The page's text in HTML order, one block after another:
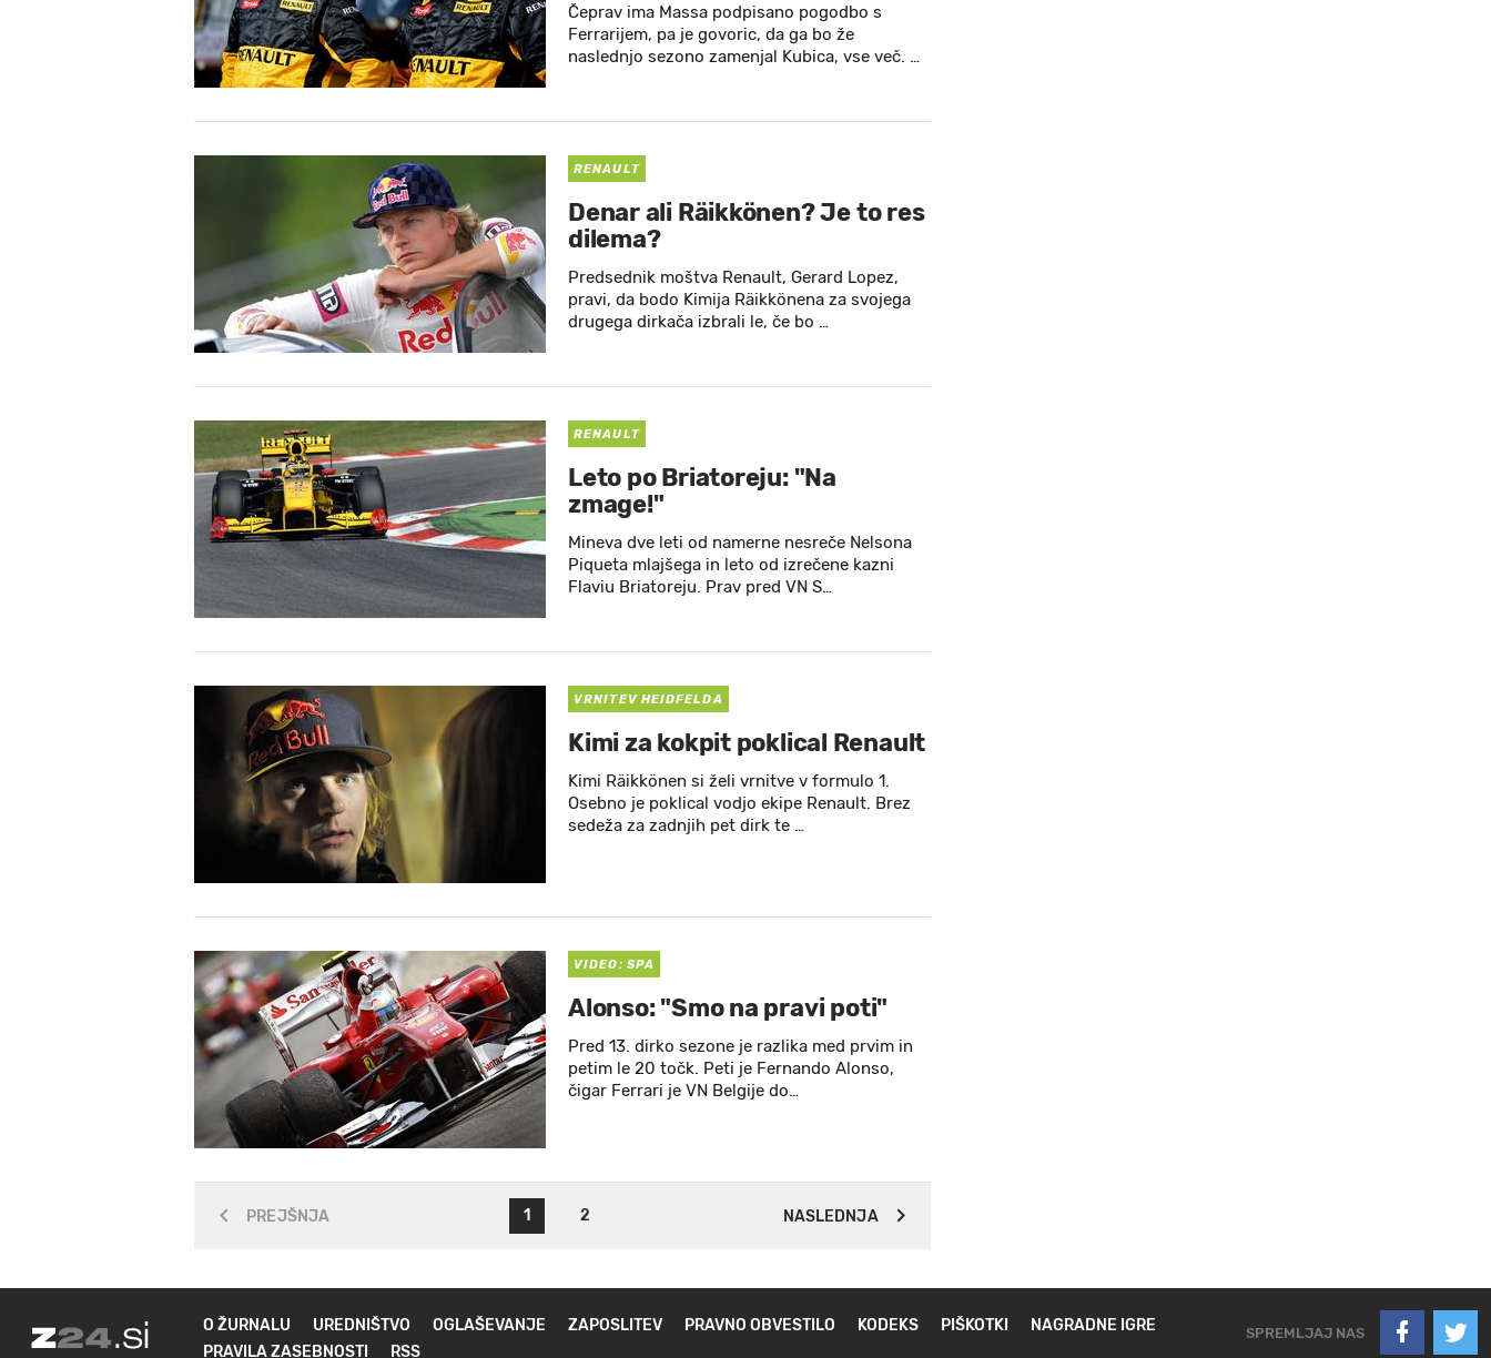
Čeprav ima Massa podpisano pogodbo s
Ferrarijem, pa je govoric, da ga bo že
naslednjo sezono zamenjal Kubica, vse več. …
RENAULT
Denar ali Räikkönen? Je to res
dilema?
Predsednik moštva Renault, Gerard Lopez,
pravi, da bodo Kimija Räikkönena za svojega
drugega dirkača izbrali le, če bo …
RENAULT
Leto po Briatoreju: "Na
zmage!"
Mineva dve leti od namerne nesreče Nelsona
Piqueta mlajšega in leto od izrečene kazni
Flaviu Briatoreju. Prav pred VN S…
VRNITEV HEIDFELDA
Kimi za kokpit poklical Renault
Kimi Räikkönen si želi vrnitve v formulo 1.
Osebno je poklical vodjo ekipe Renault. Brez
sedeža za zadnjih pet dirk te …
VIDEO: SPA
Alonso: "Smo na pravi poti"
Pred 13. dirko sezone je razlika med prvim in
petim le 20 točk. Peti je Fernando Alonso,
čigar Ferrari je VN Belgije do…
PREJŠNJA 1 2 NASLEDNJA
O ŽURNALU UREDNIŠTVO OGLAŠEVANJE ZAPOSLITEV PRAVNO OBVESTILO KODEKS PIŠKOTKI
NAGRADNE IGRE
PRAVILA ZASEBNOSTI
RSS
SPREMLJAJ NAS